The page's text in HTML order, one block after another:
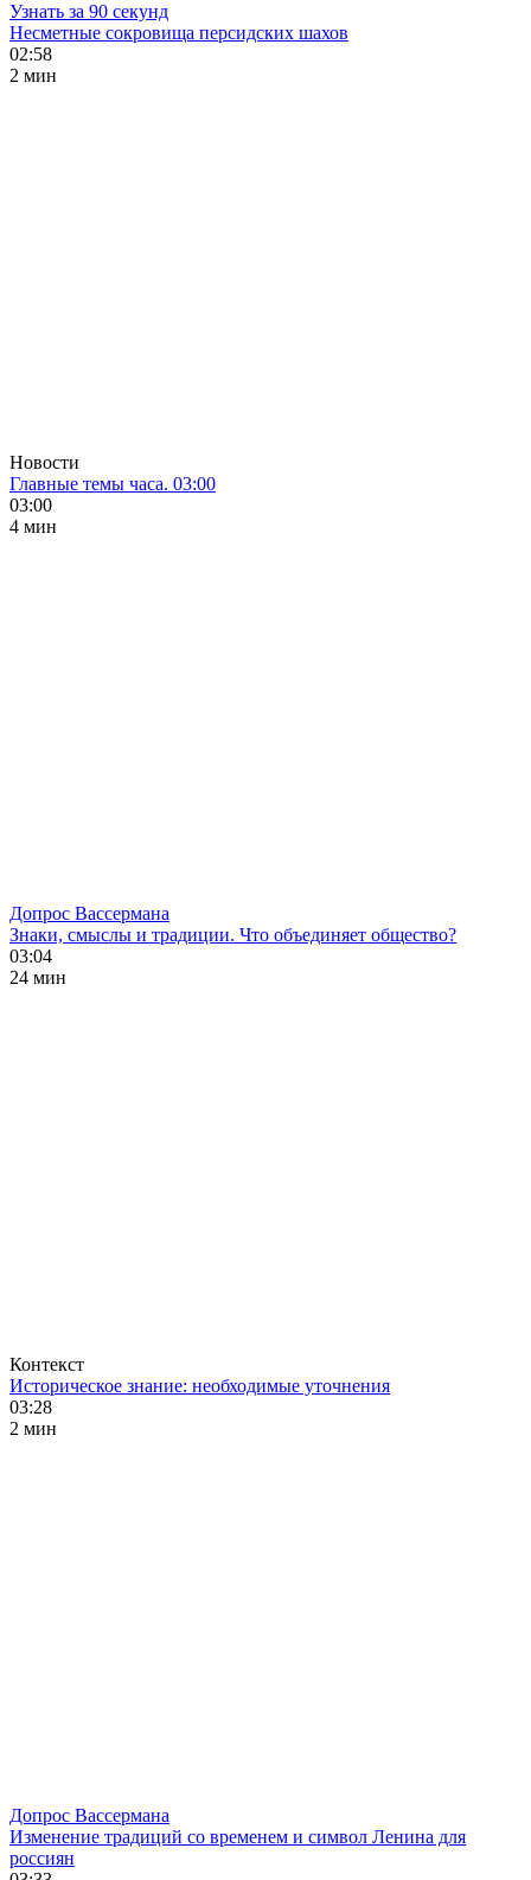
Узнать за 90 секунд
Несметные сокровища персидских шахов
02:58
2 мин
Новости
Главные темы часа. 03:00
03:00
4 мин
Допрос Вассермана
Знаки, смыслы и традиции. Что объединяет общество?
03:04
24 мин
Контекст
Историческое знание: необходимые уточнения
03:28
2 мин
Допрос Вассермана
Изменение традиций со временем и символ Ленина для
россиян